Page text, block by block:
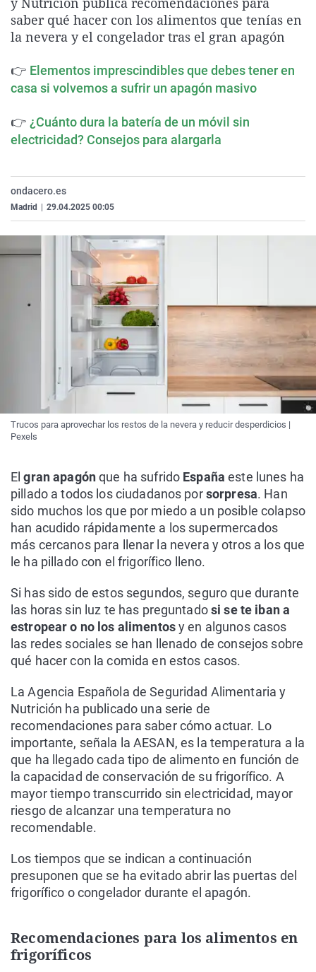
La rosa de los vientos
Gente viajera
Caso
Retornados
Operación Viuda
Extremadura
Galicia
Navarra
Virales
Televisión
saber qué hacer con los alimentos que tenías en
la nevera y el congelador tras el gran apagón
👉 Elementos imprescindibles que debes tener en
casa si volvemos a sufrir un apagón masivo
👉 ¿Cuánto dura la batería de un móvil sin
electricidad? Consejos para alargarla
ondacero.es
Madrid 29.04.2025 00:05
Trucos para aprovechar los restos de la nevera y reducir desperdicios |
Pexels
Elgran apagónque ha sufrido Españaeste lunes ha
pillado a todos los ciudadanos porsorpresa. Han
sido muchos los que por miedo a un posible colapso
han acudido rápidamente a los supermercados
más cercanos para llenar la nevera y otros a los que
le ha pillado con el frigorífico lleno.
Si has sido de estos segundos, seguro que durante
las horas sin luz te has preguntadosi se te iban a
estropear o no los alimentosy en algunos casos
las redes sociales se han llenado de consejos sobre
qué hacer con la comida en estos casos.
La Agencia Española de Seguridad Alimentaria y
Nutrición ha publicado una serie de
recomendaciones para saber cómo actuar. Lo
importante, señala la AESAN, es la temperatura a la
que ha llegado cada tipo de alimento en función de
la capacidad de conservación de su frigorífico. A
mayor tiempo transcurrido sin electricidad, mayor
riesgo de alcanzar una temperatura no
recomendable.
Los tiempos que se indican a continuación
presuponen que se ha evitado abrir las puertas del
frigorífico o congelador durante el apagón.
Recomendaciones para los alimentos en
frigoríficos